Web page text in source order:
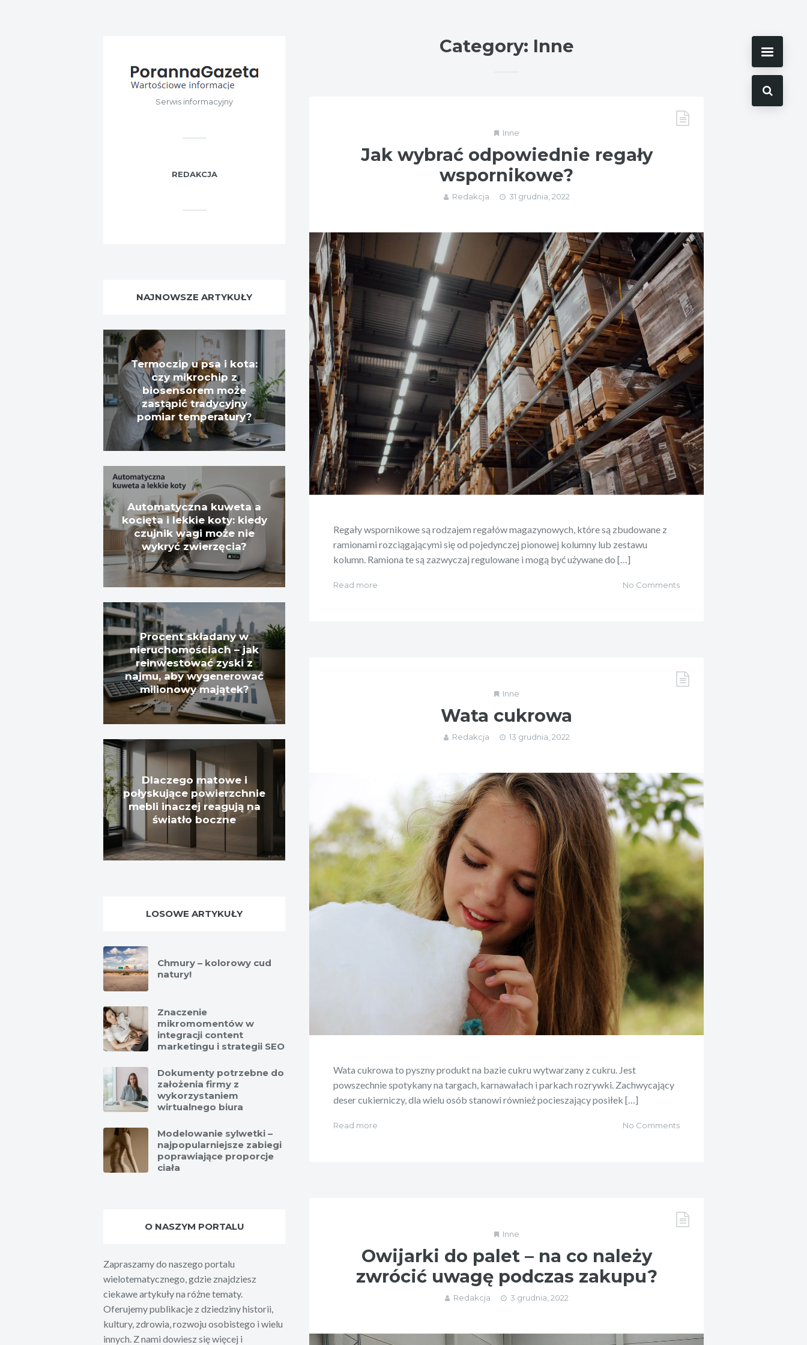
Category: Inne
Inne
Jak wybrać odpowiednie regały
wspornikowe?
Redakcja 31 grudnia, 2022
Regały wspornikowe są rodzajem regałów magazynowych, które są zbudowane z
ramionami rozciągającymi się od pojedynczej pionowej kolumny lub zestawu
kolumn. Ramiona te są zazwyczaj regulowane i mogą być używane do […]
Read more No Comments
Inne
Wata cukrowa
Redakcja 13 grudnia, 2022
Wata cukrowa to pyszny produkt na bazie cukru wytwarzany z cukru. Jest
powszechnie spotykany na targach, karnawałach i parkach rozrywki. Zachwycający
deser cukierniczy, dla wielu osób stanowi również pocieszający posiłek […]
Read more No Comments
Inne
Owijarki do palet – na co należy
zwrócić uwagę podczas zakupu?
Redakcja 3 grudnia, 2022
Serwis informacyjny
REDAKCJA
NAJNOWSZE ARTYKUŁY
Termoczip u psa i kota:
czy mikrochip z
biosensorem może
zastąpić tradycyjny
pomiar temperatury?
Automatyczna kuweta a
kocięta i lekkie koty: kiedy
czujnik wagi może nie
wykryć zwierzęcia?
Procent składany w
nieruchomościach – jak
reinwestować zyski z
najmu, aby wygenerować
milionowy majątek?
Dlaczego matowe i
połyskujące powierzchnie
mebli inaczej reagują na
światło boczne
LOSOWE ARTYKUŁY
Chmury – kolorowy cud
natury!
Znaczenie
mikromomentów w
integracji content
marketingu i strategii SEO
Dokumenty potrzebne do
założenia firmy z
wykorzystaniem
wirtualnego biura
Modelowanie sylwetki –
najpopularniejsze zabiegi
poprawiające proporcje
ciała
O NASZYM PORTALU
Zapraszamy do naszego portalu
wielotematycznego, gdzie znajdziesz
ciekawe artykuły na różne tematy.
Oferujemy publikacje z dziedziny historii,
kultury, zdrowia, rozwoju osobistego i wielu
innych. Z nami dowiesz się więcej i